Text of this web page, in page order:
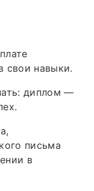
свои навыки.
диплом —
письма
в